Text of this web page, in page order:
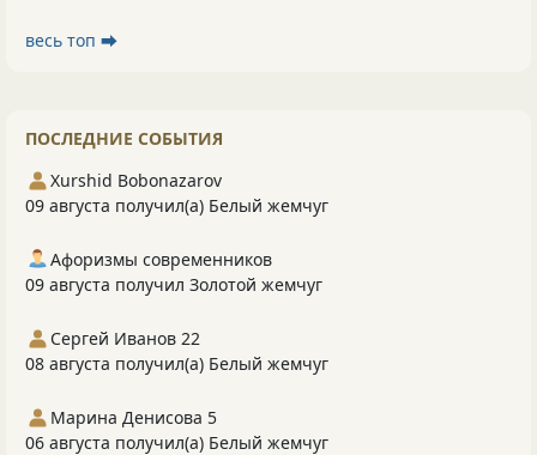
весь топ ⮕
ПОСЛЕДНИЕ СОБЫТИЯ
Xurshid Bobonazarov
09 августа получил(а) Белый жемчуг
Афоризмы современников
09 августа получил Золотой жемчуг
Сергей Иванов 22
08 августа получил(а) Белый жемчуг
Марина Денисова 5
06 августа получил(а) Белый жемчуг